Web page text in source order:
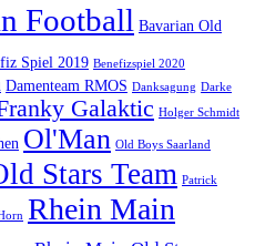
Football Bavarian Old
Spiel 2019 Benefizspiel 2020
Damenteam RMOS Danksagung Darke
Galaktic Holger Schmidt
Ol'Man Old Boys Saarland
Stars Team Patrick
Rhein Main